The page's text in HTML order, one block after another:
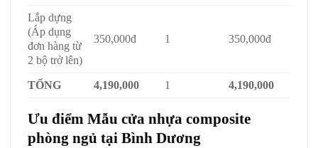
Lắp dựng
(Áp dụng
đơn hàng từ
2 bộ trở lên)
350,000đ 1 350,000đ
TỔNG 4,190,000 1 4,190,000
Ưu điểm Mẫu cửa nhựa composite
phòng ngủ tại Bình Dương